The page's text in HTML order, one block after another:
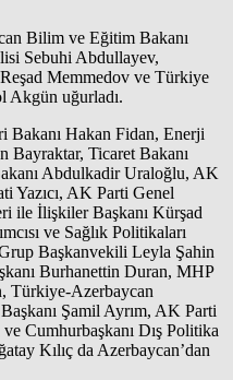
Bilim ve Eğitim Bakanı
Sebuhi Abdullayev,
Memmedov ve Türkiye
uğurladı.
Bakanı Hakan Fidan, Enerji
Bayraktar, Ticaret Bakanı
Abdulkadir Uraloğlu, AK
Yazıcı, AK Parti Genel
ile İlişkiler Başkanı Kürşad
ve Sağlık Politikaları
Başkanvekili Leyla Şahin
Burhanettin Duran, MHP
Türkiye-Azerbaycan
Şamil Ayrım, AK Parti
Cumhurbaşkanı Dış Politika
Kılıç da Azerbaycan’dan